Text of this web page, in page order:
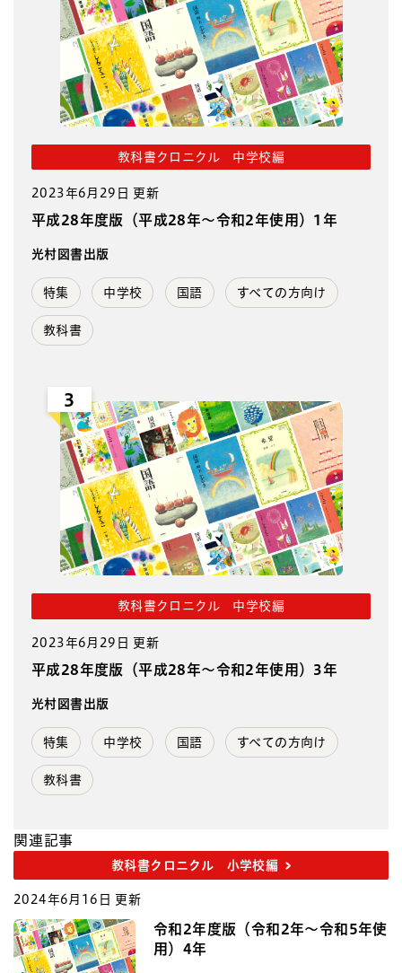
教科書クロニクル 中学校編
2023年6月29日 更新
平成28年度版（平成28年～令和2年使用）1年
光村図書出版
特集 中学校 国語 すべての方向け
教科書
3
教科書クロニクル 中学校編
2023年6月29日 更新
平成28年度版（平成28年～令和2年使用）3年
光村図書出版
特集 中学校 国語 すべての方向け
教科書
関連記事
教科書クロニクル 小学校編
2024年6月16日 更新
令和2年度版（令和2年～令和5年使
用）4年